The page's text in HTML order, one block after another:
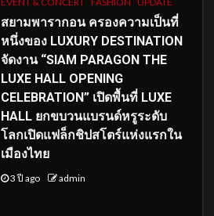
สยามพารากอน ครองความเป็นที่
หนึ่งของ LUXURY DESTINATION
จัดงาน “SIAM PARAGON THE
LUXE HALL OPENING
CELEBRATION” เปิดพื้นที่ LUXE
HALL ยกขบวนแบรนด์หรูระดับ
โลกเปิดแฟล็กชิปสโตร์แห่งแรกใน
เมืองไทย
3 ปี ago admin